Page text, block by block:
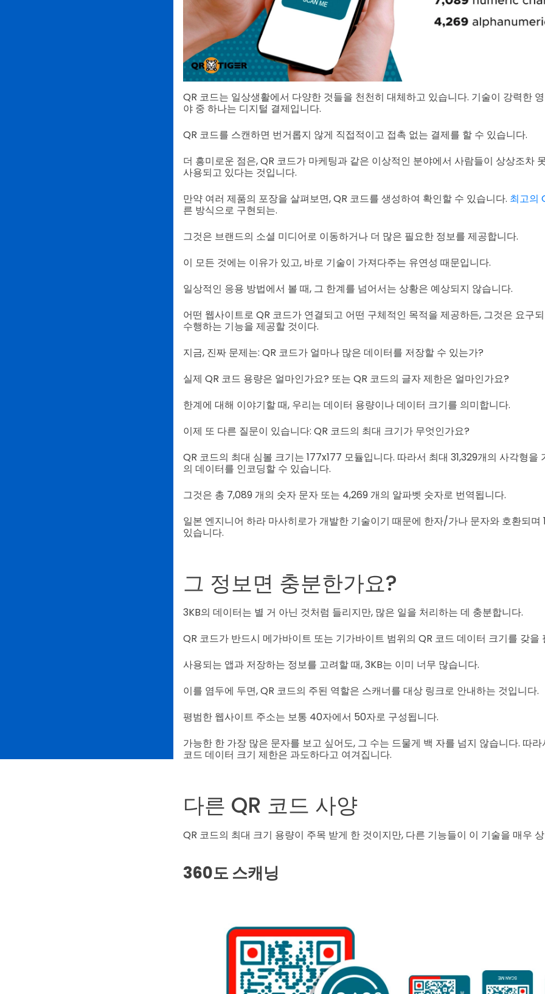
QR 코드는 일상생활에서 다양한 것들을 천천히 대체하고 있습니다. 기술이 강력한
야 중 하나는 디지털 결제입니다.
QR 코드를 스캔하면 번거롭지 않게 직접적이고 접촉 없는 결제를 할 수 있습니다.
더 흥미로운 점은, QR 코드가 마케팅과 같은 이상적인 분야에서 사람들이 상상조차
사용되고 있다는 것입니다.
만약 여러 제품의 포장을 살펴보면, QR 코드를 생성하여 확인할 수 있습니다. 최고의
른 방식으로 구현되는.
그것은 브랜드의 소셜 미디어로 이동하거나 더 많은 필요한 정보를 제공합니다.
이 모든 것에는 이유가 있고, 바로 기술이 가져다주는 유연성 때문입니다.
일상적인 응용 방법에서 볼 때, 그 한계를 넘어서는 상황은 예상되지 않습니다.
어떤 웹사이트로 QR 코드가 연결되고 어떤 구체적인 목적을 제공하든, 그것은 요구
수행하는 기능을 제공할 것이다.
지금, 진짜 문제는: QR 코드가 얼마나 많은 데이터를 저장할 수 있는가?
실제 QR 코드 용량은 얼마인가요? 또는 QR 코드의 글자 제한은 얼마인가요?
한계에 대해 이야기할 때, 우리는 데이터 용량이나 데이터 크기를 의미합니다.
이제 또 다른 질문이 있습니다: QR 코드의 최대 크기가 무엇인가요?
QR 코드의 최대 심볼 크기는 177x177 모듈입니다. 따라서 최대 31,329개의 사각형을
의 데이터를 인코딩할 수 있습니다.
그것은 총 7,089 개의 숫자 문자 또는 4,269 개의 알파벳 숫자로 번역됩니다.
일본 엔지니어 하라 마사히로가 개발한 기술이기 때문에 한자/가나 문자와 호환되며
있습니다.
그 정보면 충분한가요?
3KB의 데이터는 별 거 아닌 것처럼 들리지만, 많은 일을 처리하는 데 충분합니다.
QR 코드가 반드시 메가바이트 또는 기가바이트 범위의 QR 코드 데이터 크기를 갖을
사용되는 앱과 저장하는 정보를 고려할 때, 3KB는 이미 너무 많습니다.
이를 염두에 두면, QR 코드의 주된 역할은 스캐너를 대상 링크로 안내하는 것입니다.
평범한 웹사이트 주소는 보통 40자에서 50자로 구성됩니다.
가능한 한 가장 많은 문자를 보고 싶어도, 그 수는 드물게 백 자를 넘지 않습니다. 따
코드 데이터 크기 제한은 과도하다고 여겨집니다.
다른 QR 코드 사양
QR 코드의 최대 크기 용량이 주목 받게 한 것이지만, 다른 기능들이 이 기술을 매우
360도 스캐닝